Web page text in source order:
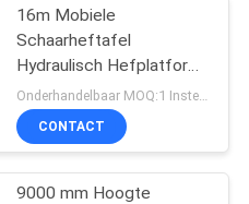
16m Mobiele
Schaarheftafel
Hydraulisch Hefplatform
Met Uitschuifbaar
Platform
CONTACT
9000 mm Hoogte